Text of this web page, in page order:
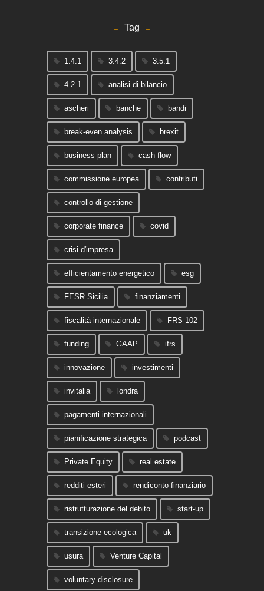
Tag
1.4.1 3.4.2 3.5.1
4.2.1 analisi di bilancio
ascheri banche bandi
break-even analysis brexit
business plan cash flow
commissione europea contributi
controllo di gestione
corporate finance covid
crisi d'impresa
efficientamento energetico esg
FESR Sicilia finanziamenti
fiscalità internazionale FRS 102
funding GAAP ifrs
innovazione investimenti
invitalia londra
pagamenti internazionali
pianificazione strategica podcast
Private Equity real estate
redditi esteri rendiconto finanziario
ristrutturazione del debito start-up
transizione ecologica uk
usura Venture Capital
voluntary disclosure